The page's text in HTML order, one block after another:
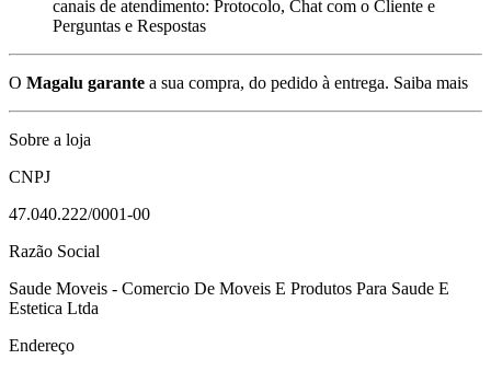
canais de atendimento: Protocolo, Chat com o Cliente e
Perguntas e Respostas
O Magalu garante a sua compra, do pedido à entrega. Saiba mais
Sobre a loja
CNPJ
47.040.222/0001-00
Razão Social
Saude Moveis - Comercio De Moveis E Produtos Para Saude E
Estetica Ltda
Endereço